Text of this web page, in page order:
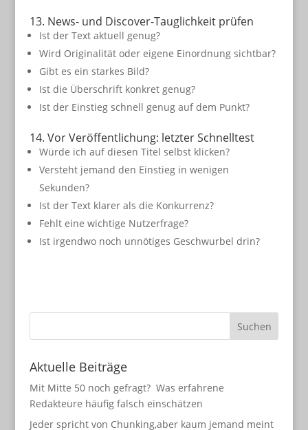
13. News- und Discover-Tauglichkeit prüfen
Ist der Text aktuell genug?
Wird Originalität oder eigene Einordnung sichtbar?
Gibt es ein starkes Bild?
Ist die Überschrift konkret genug?
Ist der Einstieg schnell genug auf dem Punkt?
14. Vor Veröffentlichung: letzter Schnelltest
Würde ich auf diesen Titel selbst klicken?
Versteht jemand den Einstieg in wenigen
Sekunden?
Ist der Text klarer als die Konkurrenz?
Fehlt eine wichtige Nutzerfrage?
Ist irgendwo noch unnötiges Geschwurbel drin?
Aktuelle Beiträge
Mit Mitte 50 noch gefragt? Was erfahrene
Redakteure häufig falsch einschätzen
Jeder spricht von Chunking,aber kaum jemand meint